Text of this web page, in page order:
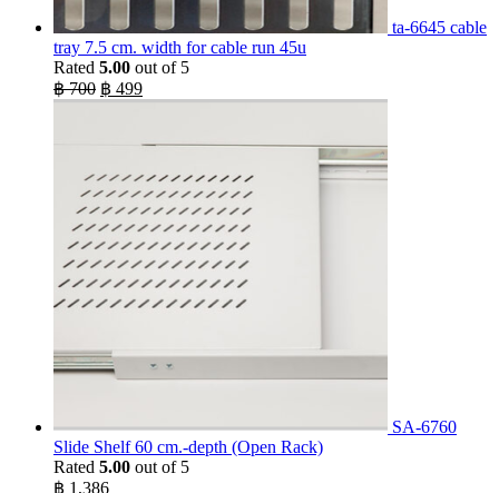
ta-6645 cable
tray 7.5 cm. width for cable run 45u
Rated 5.00 out of 5
฿700 Original
฿ 700.
฿ 499Current
฿ 499.
SA-6760
Slide Shelf 60 cm.-depth (Open Rack)
Rated 5.00 out of 5
฿ 1,386